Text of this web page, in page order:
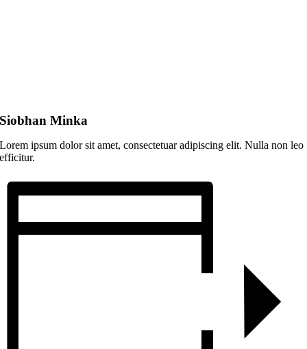
Siobhan Minka
Lorem ipsum dolor sit amet, consectetuar adipiscing elit. Nulla non leo
efficitur.